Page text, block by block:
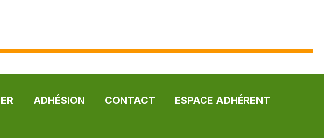
ADHÉSION CONTACT ESPACE ADHÉRENT